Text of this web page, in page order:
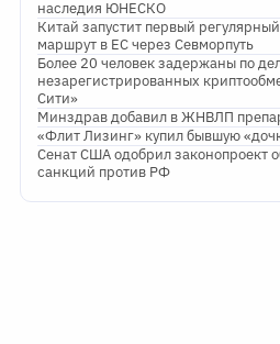
наследия ЮНЕСКО
Китай запустит первый
маршрут в ЕС через Севморпуть
Более 20 человек задержаны по
незарегистрированных
Сити»
Минздрав добавил в ЖНВЛП
«Флит Лизинг» купил бывшую
Сенат США одобрил законопроект
санкций против РФ